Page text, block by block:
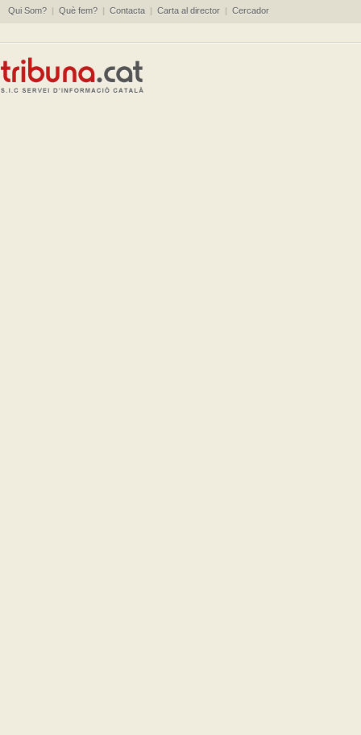
Qui Som? | Què fem? | Contacta | Carta al director | Cercador